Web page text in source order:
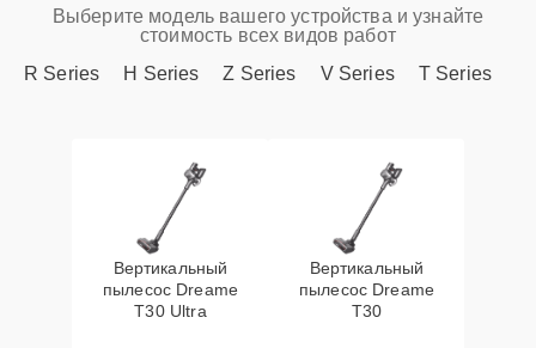
Выберите модель вашего устройства и узнайте
стоимость всех видов работ
R Series
H Series Z Series V Series T Series
Вертикальный
пылесос Dreame
T30 Ultra
Вертикальный
пылесос Dreame
T30